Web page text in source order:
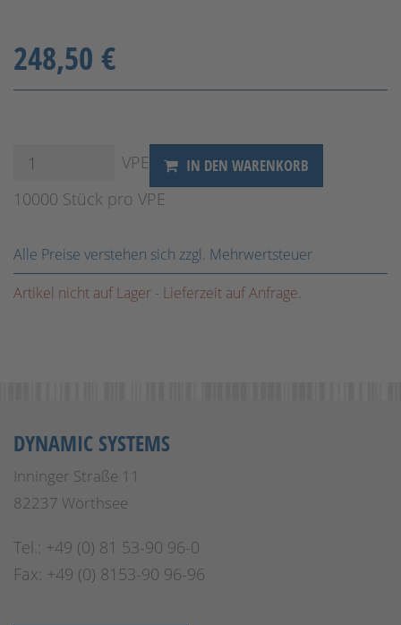
248,50 €
VPE IN DEN WARENKORB
10000 Stück pro VPE
Alle Preise verstehen sich zzgl. Mehrwertsteuer
Artikel nicht auf Lager - Lieferzeit auf Anfrage.
DYNAMIC SYSTEMS
Inninger Straße 11
82237 Wörthsee
Tel.: +49 (0) 81 53-90 96-0
Fax: +49 (0) 8153-90 96-96